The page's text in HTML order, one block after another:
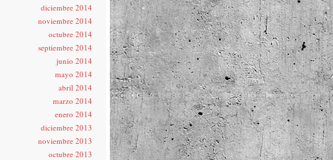
diciembre 2014
noviembre 2014
octubre 2014
septiembre 2014
junio 2014
mayo 2014
abril 2014
marzo 2014
enero 2014
diciembre 2013
noviembre 2013
octubre 2013